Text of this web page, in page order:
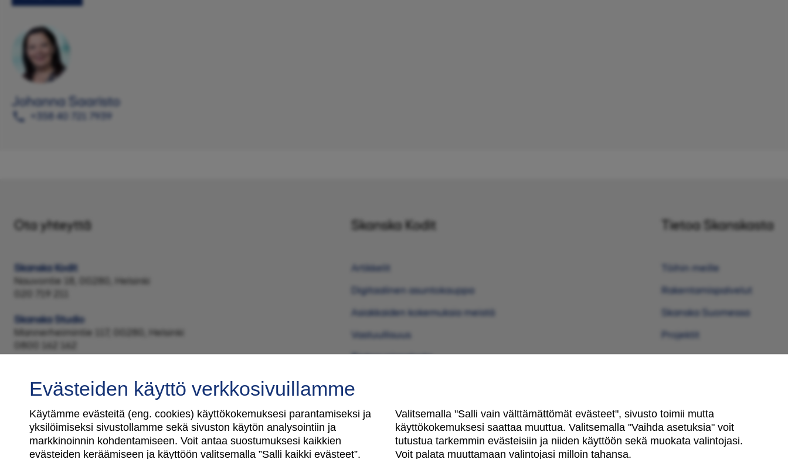
Johanna Saaristo
+358 40 721 7939
Ota yhteyttä
Skanska Kodit
Nauvontie 18, 00280, Helsinki
Skanska Studio
Mannerheimintie 117, 00280, Helsinki
0800 162 162
Tilaa uutiskirje
Skanska Kodit
Artikkelit
Digitaalinen asuntokauppa
Asiakkaiden kokemuksia meistä
Vastuullisuus
Tietosuojaseloste
Saavutettavuusseloste
Tietoa Skanskasta
Töihin meille
Rakentamispalvelut
Skanska Suomessa
Projektit
Evästeiden käyttö verkkosivuillamme
Käytämme evästeitä (eng. cookies) käyttökokemuksesi parantamiseksi ja
yksilöimiseksi sivustollamme sekä sivuston käytön analysointiin ja
markkinoinnin kohdentamiseen. Voit antaa suostumuksesi kaikkien
evästeiden keräämiseen ja käyttöön valitsemalla ”Salli kaikki evästeet”.
Valitsemalla "Salli vain välttämättömät evästeet", sivusto toimii mutta
käyttökokemuksesi saattaa muuttua. Valitsemalla "Vaihda asetuksia" voit
tutustua tarkemmin evästeisiin ja niiden käyttöön sekä muokata valintojasi.
Voit palata muuttamaan valintojasi milloin tahansa.